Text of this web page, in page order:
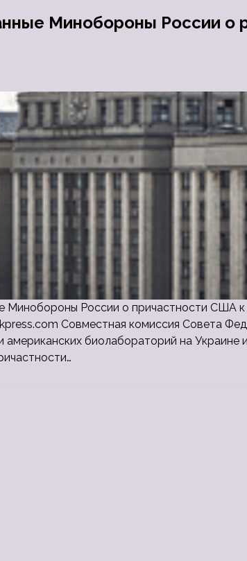
Минобороны России о
Минобороны России о причастности США
Совместная комиссия Совета
американских биолабораторий на Украине